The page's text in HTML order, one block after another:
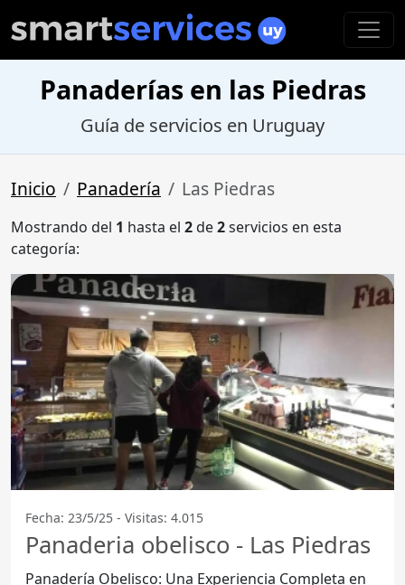
Panaderías en las Piedras
Guía de servicios en Uruguay
Inicio Panadería Las Piedras
Mostrando del 1 hasta el 2de2servicios en esta
categoría:
Fecha: 23/5/25 - Visitas: 4.015
Panaderia obelisco - Las Piedras
Panadería Obelisco: Una Experiencia Completa en